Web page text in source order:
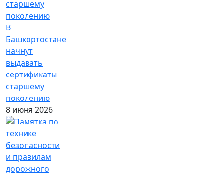
В
Башкортостане
начнут
выдавать
сертификаты
старшему
поколению
8 июня 2026